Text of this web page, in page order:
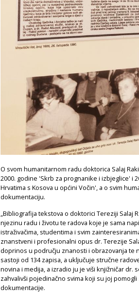
O svom humanitarnom radu doktorica Salaj
2000. godine 'Skrb za prognanike i izbjeglice' i
Hrvatima s Kosova u općini Vočin', a o svim
dokumentaciju.
„Bibliografija tekstova o doktorici Tereziji Salaj
njezinu radu i životu te radova koje je sama
istraživačima, studentima i svim
znanstveni i profesionalni opus dr. Terezije
doprinos u području znanosti i obrazovanja te
sastoji od 134 zapisa, a uključuje stručne
novina i medija, a izradio ju je viši knjižničar dr.
zahvalivši pojedinačno svima koji su joj
dokumentacije.